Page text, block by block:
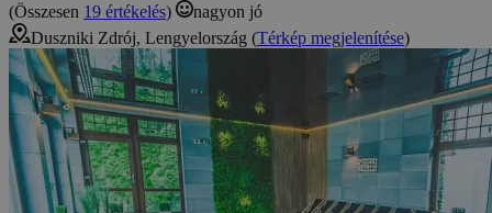
(Összesen 19 értékelés)
nagyon jó
Duszniki Zdrój, Lengyelország (Térkép megjelenítése)